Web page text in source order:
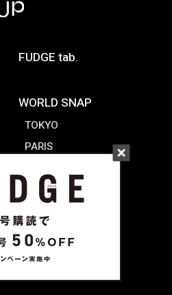
FUDGE tab.
WORLD SNAP
TOKYO
PARIS